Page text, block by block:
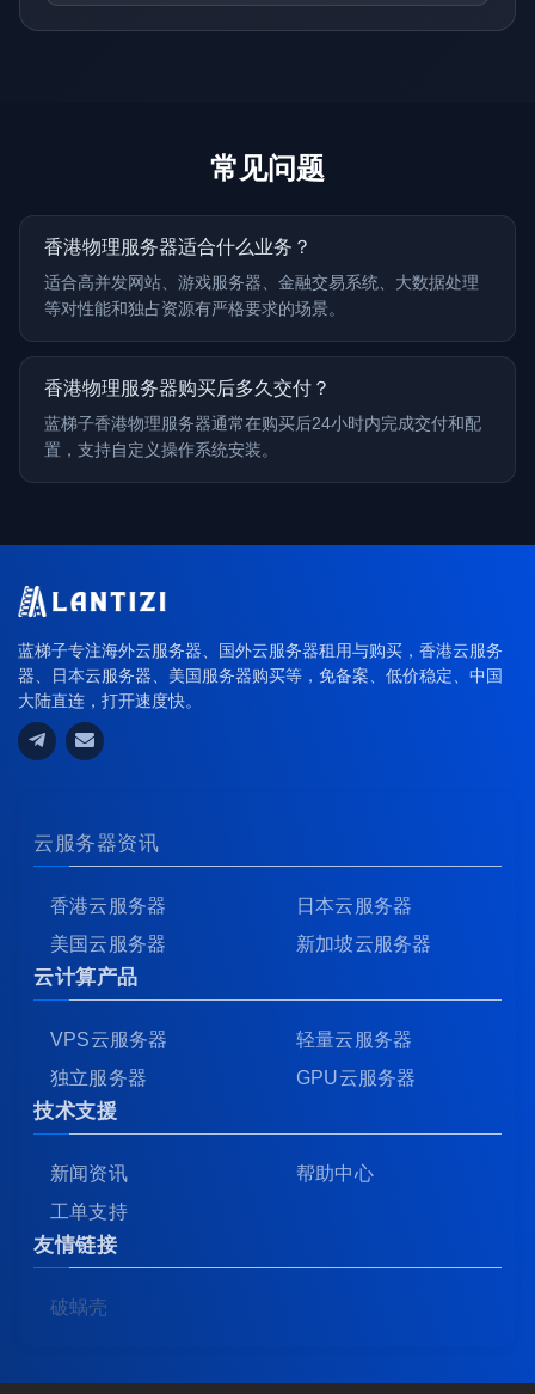
常见问题
香港物理服务器适合什么业务？
适合高并发网站、游戏服务器、金融交易系统、大数据处理
等对性能和独占资源有严格要求的场景。
香港物理服务器购买后多久交付？
蓝梯子香港物理服务器通常在购买后24小时内完成交付和配
置，支持自定义操作系统安装。
蓝梯子专注海外云服务器、国外云服务器租用与购买，香港云服务
器、日本云服务器、美国服务器购买等，免备案、低价稳定、中国
大陆直连，打开速度快。
云服务器资讯
香港云服务器
日本云服务器
美国云服务器
新加坡云服务器
云计算产品
VPS云服务器
轻量云服务器
独立服务器
GPU云服务器
技术支援
新闻资讯
帮助中心
工单支持
友情链接
破蜗壳